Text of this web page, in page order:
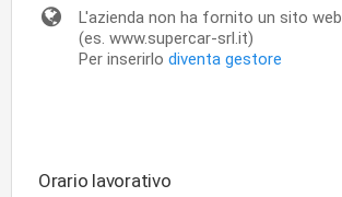
L'azienda non ha fornito un sito web
(es. www.supercar-srl.it)
Per inserirlo diventa gestore
Orario lavorativo